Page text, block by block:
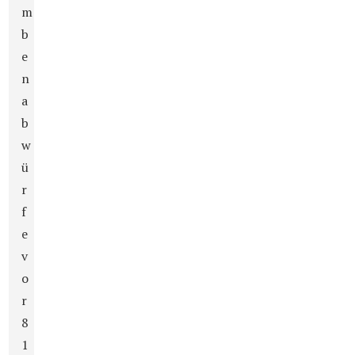
m
b
e
n
a
b
w
ü
r
f
e
v
o
r
8
1